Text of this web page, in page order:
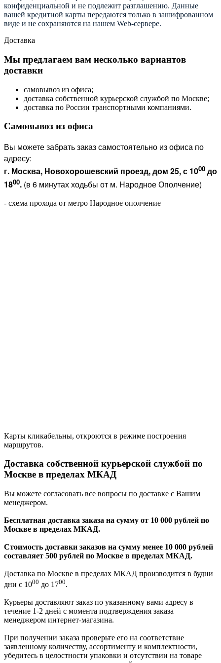
конфиденциальной и не подлежит разглашению. Данные
вашей кредитной карты передаются только в зашифрованном
виде и не сохраняются на нашем Web-сервере.
Доставка
Мы предлагаем вам несколько вариантов
доставки
самовывоз из офиса;
доставка собственной курьерской службой по Москве;
доставка по России транспортными компаниями.
Самовывоз из офиса
Вы можете забрать заказ самостоятельно из офиса по
адресу:
г. Москва, Новохорошевский проезд, дом 25, с 1000 до
1800. (в 6 минутах ходьбы от м. Народное Ополчение)
- схема прохода от метро Народное ополчение
Карты кликабельны, откроются в режиме построения
маршрутов.
Доставка собственной курьерской службой по
Москве в пределах МКАД
Вы можете согласовать все вопросы по доставке с Вашим
менеджером.
Бесплатная доставка заказа на сумму от 10 000 рублей по
Москве в пределах МКАД.
Стоимость доставки заказов на сумму менее 10 000 рублей
составляет 500 рублей по Москве в пределах МКАД.
Доставка по Москве в пределах МКАД производится в будни
дни с 1000 до 1700.
Курьеры доставляют заказ по указанному вами адресу в
течение 1-2 дней с момента подтверждения заказа
менеджером интернет-магазина.
При получении заказа проверьте его на соответствие
заявленному количеству, ассортименту и комплектности,
убедитесь в целостности упаковки и отсутствии на товаре